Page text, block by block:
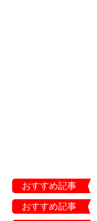
おすすめ記事
おすすめ記事